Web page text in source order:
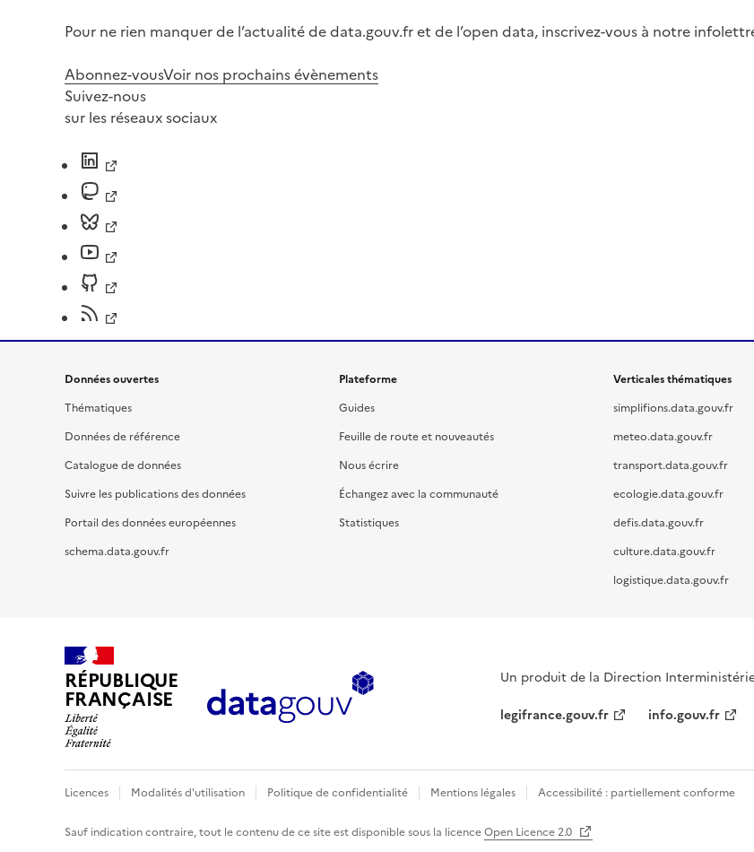
Pour ne rien manquer de l’actualité de data.gouv.fr et de l’open data, inscrivez-vous à notre
Abonnez-vousVoir nos prochains évènements
Suivez-nous
sur les réseaux sociaux
Données ouvertes
Thématiques
Données de référence
Catalogue de données
Suivre les publications des données
Portail des données européennes
schema.data.gouv.fr
Plateforme
Guides
Feuille de route et nouveautés
Nous écrire
Échangez avec la communauté
Statistiques
Verticales thématiques
simplifions.data.gouv.fr
meteo.data.gouv.fr
transport.data.gouv.fr
ecologie.data.gouv.fr
defis.data.gouv.fr
culture.data.gouv.fr
logistique.data.gouv.fr
RÉPUBLIQUE
FRANÇAISE
Un produit de la Direction
legifrance.gouv.fr
info.gouv.fr
Licences Modalités d'utilisation Politique de confidentialité Mentions légales Accessibilité : partiellement conforme
Sauf indication contraire, tout le contenu de ce site est disponible sous la licenceOpen Licence 2.0